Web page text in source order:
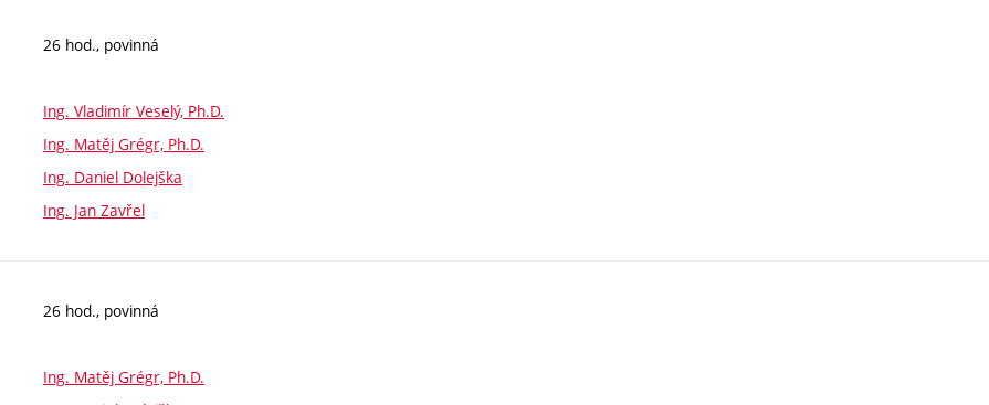
26 hod., povinná
Ing. Vladimír Veselý, Ph.D.
Ing. Matěj Grégr, Ph.D.
Ing. Daniel Dolejška
Ing. Jan Zavřel
26 hod., povinná
Ing. Matěj Grégr, Ph.D.